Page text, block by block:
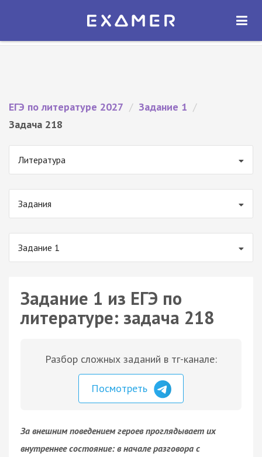
Экзамер — ЕГЭ 2027
ОТКРЫТЬ
ЕГЭ по литературе 2027 / Задание 1 /
Задача 218
Литература
Задания
Задание 1
Задание 1 из ЕГЭ по
литературе: задача 218
Разбор сложных заданий в тг-канале:
Посмотреть
За внешним поведением героев проглядывает их
внутреннее состояние: в начале разговора с